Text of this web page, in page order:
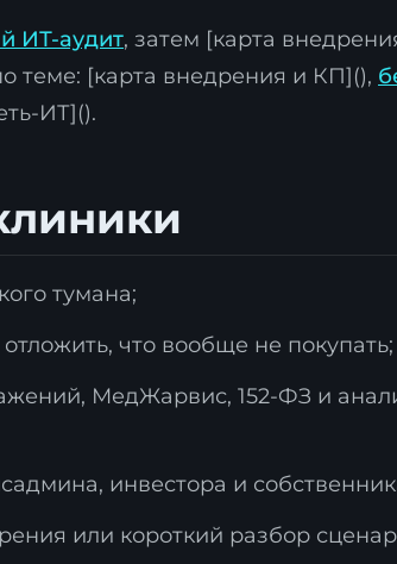
ИТ-аудит, затем [карта
теме: [карта внедрения и КП](),
ИТ]().
тумана;
что вообще не покупать;
МедЖарвис, 152-ФЗ и
инвестора и
или короткий разбор
персональных данных